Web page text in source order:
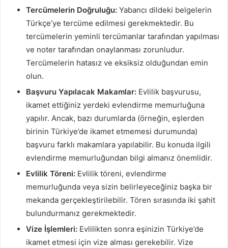
Tercümelerin Doğruluğu: Yabancı dildeki belgelerin
Türkçe’ye tercüme edilmesi gerekmektedir. Bu
tercümelerin yeminli tercümanlar tarafından yapılması
ve noter tarafından onaylanması zorunludur.
Tercümelerin hatasız ve eksiksiz olduğundan emin
olun.
Başvuru Yapılacak Makamlar: Evlilik başvurusu,
ikamet ettiğiniz yerdeki evlendirme memurluğuna
yapılır. Ancak, bazı durumlarda (örneğin, eşlerden
birinin Türkiye’de ikamet etmemesi durumunda)
başvuru farklı makamlara yapılabilir. Bu konuda ilgili
evlendirme memurluğundan bilgi almanız önemlidir.
Evlilik Töreni: Evlilik töreni, evlendirme
memurluğunda veya sizin belirleyeceğiniz başka bir
mekanda gerçekleştirilebilir. Tören sırasında iki şahit
bulundurmanız gerekmektedir.
Vize İşlemleri: Evlilikten sonra eşinizin Türkiye’de
ikamet etmesi için vize alması gerekebilir. Vize